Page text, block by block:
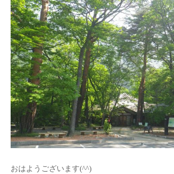
おはようございます(^^)